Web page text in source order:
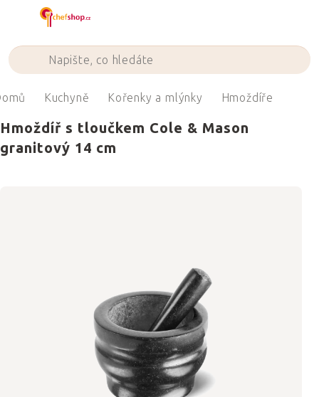
Kuchyně Kořenky a mlýnky Hmoždíře
Hmoždíř s tloučkem Cole & Mason
granitový 14 cm